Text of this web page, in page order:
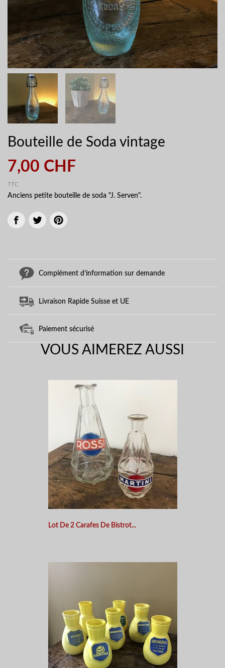
Bouteille de Soda vintage
7,00 CHF
TTC
Anciens petite bouteille de soda "J. Serven".
Complément d’information sur demande
Livraison Rapide Suisse et UE
Paiement sécurisé
VOUS AIMEREZ AUSSI
Lot De 2 Carafes De Bistrot...